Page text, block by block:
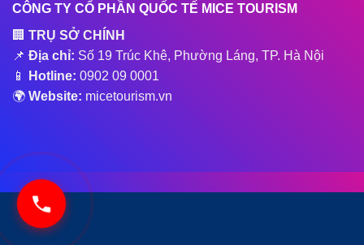
CÔNG TY CỔ PHẦN QUỐC TẾ MICE TOURISM
🏢 TRỤ SỞ CHÍNH
📌 Địa chỉ: Số 19 Trúc Khê, Phường Láng, TP. Hà Nội
📱
Hotline: 0902 09 0001
🌍 Website: micetourism.vn